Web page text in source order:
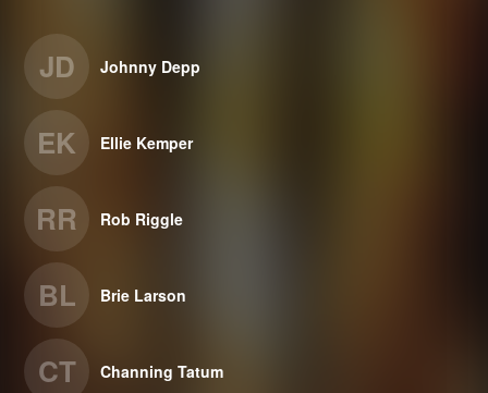
JD Johnny Depp
EK Ellie Kemper
RR Rob Riggle
BL Brie Larson
CT Channing Tatum